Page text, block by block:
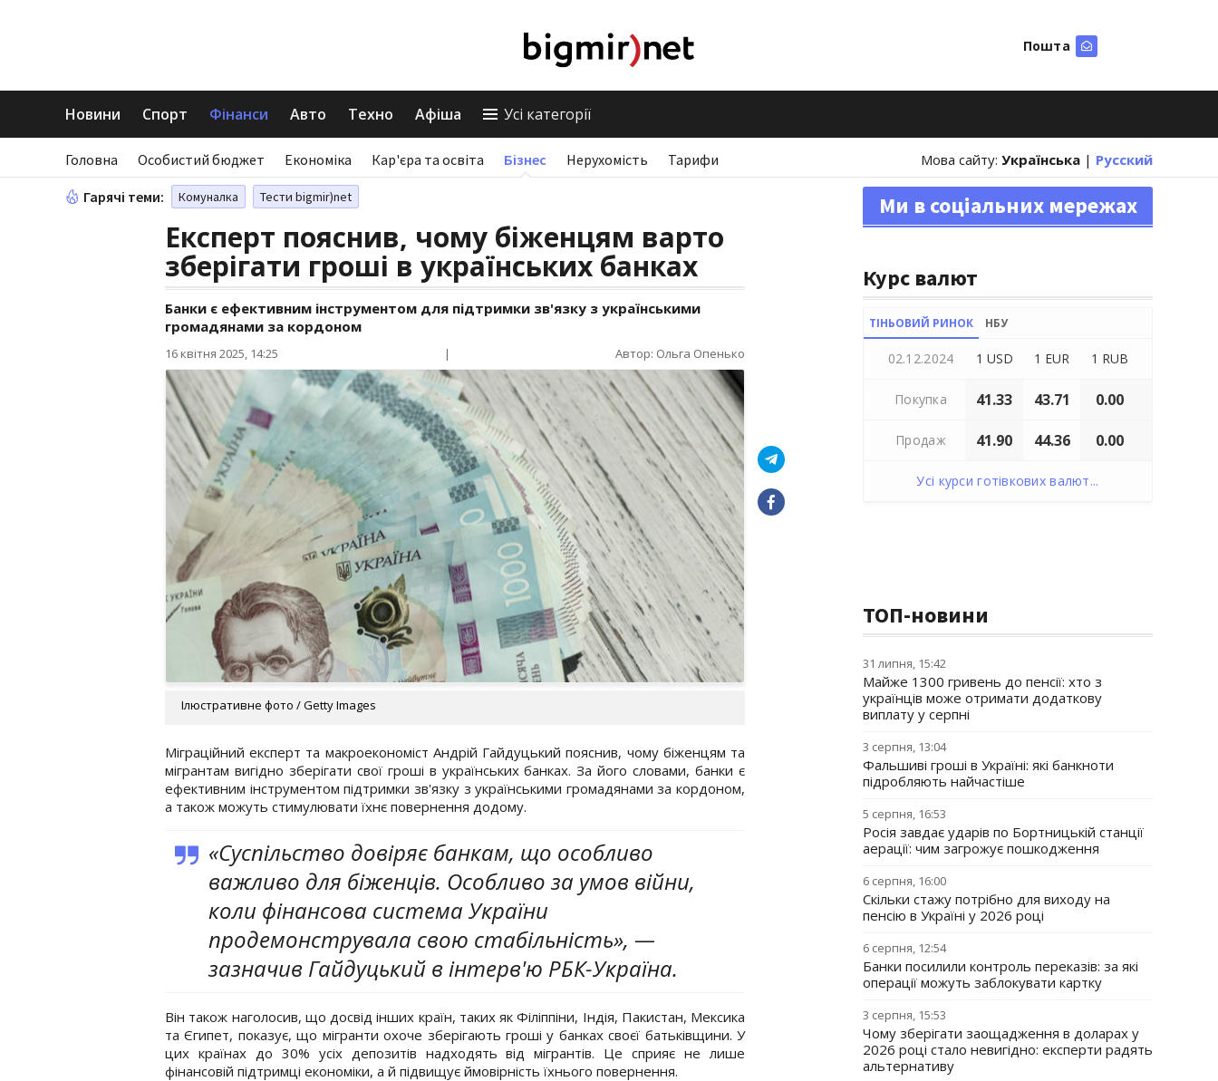
Пошта
Новини Спорт Фінанси Авто Техно Афіша Усі категорії
Головна Особистий бюджет Економіка Кар'єра та освіта Бізнес Нерухомість Тарифи Мова сайту: Українська | Русский
Гарячі теми: Комуналка Тести bigmir)net
Експерт пояснив, чому біженцям варто
зберігати гроші в українських банках
Банки є ефективним інструментом для підтримки зв'язку з українськими
громадянами за кордоном
16 квітня 2025, 14:25 | Автор: Ольга Опенько
Ілюстративне фото / Getty Images
Міграційний експерт та макроекономіст Андрій Гайдуцький пояснив, чому біженцям та
мігрантам вигідно зберігати свої гроші в українських банках. За його словами, банки є
ефективним інструментом підтримки зв'язку з українськими громадянами за кордоном,
а також можуть стимулювати їхнє повернення додому.
«Суспільство довіряє банкам, що особливо
важливо для біженців. Особливо за умов війни,
коли фінансова система України
продемонструвала свою стабільність», —
зазначив Гайдуцький в інтерв'ю РБК-Україна.
Він також наголосив, що досвід інших країн, таких як Філіппіни, Індія, Пакистан, Мексика
та Єгипет, показує, що мігранти охоче зберігають гроші у банках своєї батьківщини. У
цих країнах до 30% усіх депозитів надходять від мігрантів. Це сприяє не лише
фінансовій підтримці економіки, а й підвищує ймовірність їхнього повернення.
Ми в соціальних мережах
Курс валют
ТІНЬОВИЙ РИНОК НБУ
02.12.2024 1 USD 1 EUR 1 RUB
Покупка 41.33 43.71 0.00
Продаж 41.90 44.36 0.00
Усі курси готівкових валют...
ТОП-новини
31 липня, 15:42
Майже 1300 гривень до пенсії: хто з
українців може отримати додаткову
виплату у серпні
3 серпня, 13:04
Фальшиві гроші в Україні: які банкноти
підробляють найчастіше
5 серпня, 16:53
Росія завдає ударів по Бортницькій станції
аерації: чим загрожує пошкодження
6 серпня, 16:00
Скільки стажу потрібно для виходу на
пенсію в Україні у 2026 році
6 серпня, 12:54
Банки посилили контроль переказів: за які
операції можуть заблокувати картку
3 серпня, 15:53
Чому зберігати заощадження в доларах у
2026 році стало невигідно: експерти радять
альтернативу